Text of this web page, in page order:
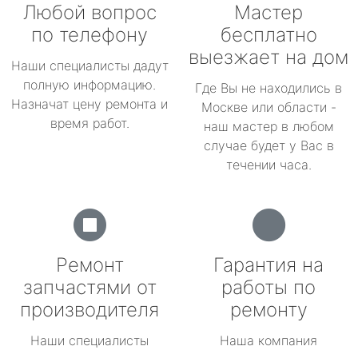
Любой вопрос
по телефону
Наши специалисты дадут
полную информацию.
Назначат цену ремонта и
время работ.
Мастер
бесплатно
выезжает на дом
Где Вы не находились в
Москве или области -
наш мастер в любом
случае будет у Вас в
течении часа.
Ремонт
запчастями от
производителя
Наши специалисты
Гарантия на
работы по
ремонту
Наша компания